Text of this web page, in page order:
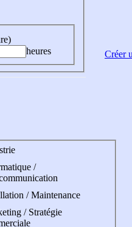
heures
/
/ Maintenance
/ Stratégie
Créer